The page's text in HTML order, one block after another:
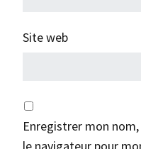
Site web
Enregistrer mon